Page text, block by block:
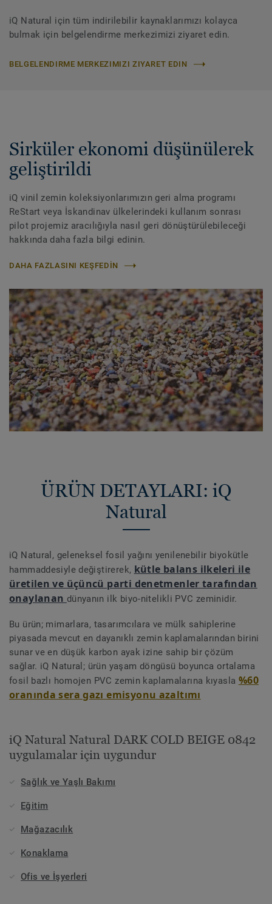
iQ Natural için tüm indirilebilir kaynaklarımızı kolayca
bulmak için belgelendirme merkezimizi ziyaret edin.
BELGELENDIRME MERKEZIMIZI ZIYARET EDIN
Sirküler ekonomi düşünülerek
geliştirildi
iQ vinil zemin koleksiyonlarımızın geri alma programı
ReStart veya İskandinav ülkelerindeki kullanım sonrası
pilot projemiz aracılığıyla nasıl geri dönüştürülebileceği
hakkında daha fazla bilgi edinin.
DAHA FAZLASINI KEŞFEDIN
ÜRÜN DETAYLARI: iQ
Natural
iQ Natural, geleneksel fosil yağını yenilenebilir biyokütle
hammaddesiyle değiştirerek, kütle balans ilkeleri ile
üretilen ve üçüncü parti denetmenler tarafından
onaylanan dünyanın ilk biyo-nitelikli PVC zeminidir.
Bu ürün; mimarlara, tasarımcılara ve mülk sahiplerine
piyasada mevcut en dayanıklı zemin kaplamalarından birini
sunar ve en düşük karbon ayak izine sahip bir çözüm
sağlar. iQ Natural; ürün yaşam döngüsü boyunca ortalama
fosil bazlı homojen PVC zemin kaplamalarına kıyasla %60
oranında sera gazı emisyonu azaltımı
iQ Natural Natural DARK COLD BEIGE 0842
uygulamalar için uygundur
Sağlık ve Yaşlı Bakımı
Eğitim
Mağazacılık
Konaklama
Ofis ve İşyerleri